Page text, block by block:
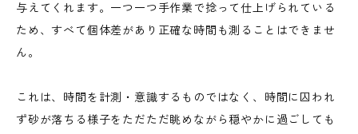
与えてくれます。一つ一つ手作業で捻って仕上げられている
ため、すべて個体差があり正確な時間も測ることはできませ
ん。
これは、時間を計測・意識するものではなく、時間に囚われ
ず砂が落ちる様子をただただ眺めながら穏やかに過ごしても